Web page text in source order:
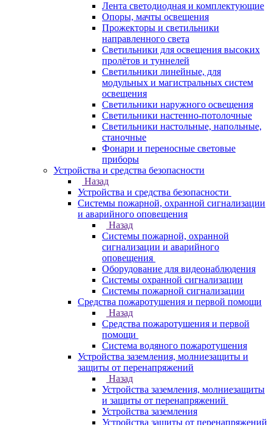
Лента светодиодная и комплектующие
Опоры, мачты освещения
Прожекторы и светильники
направленного света
Светильники для освещения высоких
пролётов и туннелей
Светильники линейные, для
модульных и магистральных систем
освещения
Светильники наружного освещения
Светильники настенно-потолочные
Светильники настольные, напольные,
станочные
Фонари и переносные световые
приборы
Устройства и средства безопасности
Назад
Устройства и средства безопасности
Системы пожарной, охранной сигнализации
и аварийного оповещения
Назад
Системы пожарной, охранной
сигнализации и аварийного
оповещения
Оборудование для видеонаблюдения
Системы охранной сигнализации
Системы пожарной сигнализации
Средства пожаротушения и первой помощи
Назад
Средства пожаротушения и первой
помощи
Система водяного пожаротушения
Устройства заземления, молниезащиты и
защиты от перенапряжений
Назад
Устройства заземления, молниезащиты
и защиты от перенапряжений
Устройства заземления
Устройства защиты от перенапряжений